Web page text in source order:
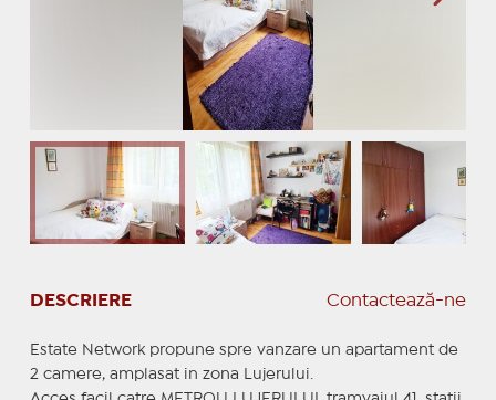
DESCRIERE Contactează-ne
Estate Network propune spre vanzare un apartament de
2 camere, amplasat in zona Lujerului.